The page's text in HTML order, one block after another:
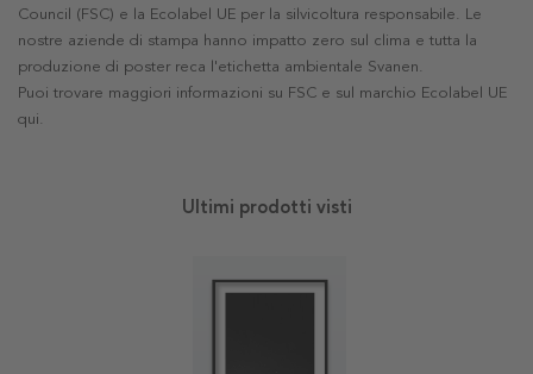
Council (FSC) e la Ecolabel UE per la silvicoltura responsabile. Le
nostre aziende di stampa hanno impatto zero sul clima e tutta la
produzione di poster reca l'etichetta ambientale Svanen.
Puoi trovare maggiori informazioni su FSC e sul marchio Ecolabel UE
qui.
Ultimi prodotti visti